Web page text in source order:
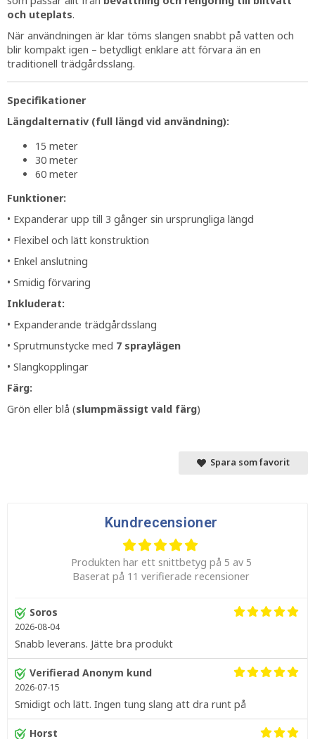
och uteplats.
När användningen är klar töms slangen snabbt på vatten och
blir kompakt igen – betydligt enklare att förvara än en
traditionell trädgårdsslang.
Specifikationer
Längdalternativ (full längd vid användning):
15 meter
30 meter
60 meter
Funktioner:
• Expanderar upp till 3 gånger sin ursprungliga längd
• Flexibel och lätt konstruktion
• Enkel anslutning
• Smidig förvaring
Inkluderat:
• Expanderande trädgårdsslang
• Sprutmunstycke med 7 spraylägen
• Slangkopplingar
Färg:
Grön eller blå (slumpmässigt vald färg)
Spara som favorit
Kundrecensioner
Produkten har ett snittbetyg på 5 av 5
Baserat på 11 verifierade recensioner
Soros
2026-08-04
Snabb leverans. Jätte bra produkt
Verifierad Anonym kund
2026-07-15
Smidigt och lätt. Ingen tung slang att dra runt på
Horst